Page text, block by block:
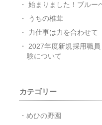
始まりました！ブルー
うちの椎茸
力仕事は力を合わせて
2027年度新規採用職
験について
カテゴリー
めひの野園